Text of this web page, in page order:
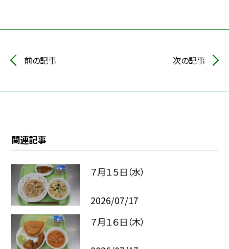
前の記事 次の記事
関連記事
７月１５日（水）
2026/07/17
７月１６日（木）